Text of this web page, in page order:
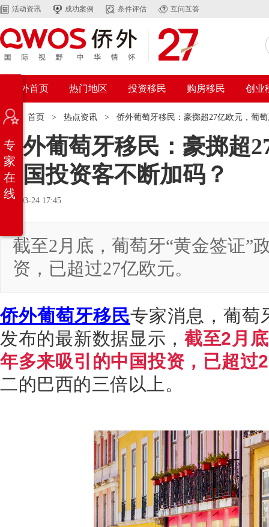
活动资讯 成功案例 条件评估 互问互答
侨外首页 热门地区 投资移民 购房移民 创业
位置： 首页 > 热点资讯 > 侨外葡萄牙移民：豪掷超27亿欧元，葡
侨外葡萄牙移民：豪掷超
中国投资客不断加码？
2021-03-24 17:45
截至2月底，葡萄牙“黄金签证”
资，已超过27亿欧元。
侨外葡萄牙移民专家消息，葡萄
发布的最新数据显示，截至2 月
年多来吸引的中国投资，已超过
二的巴西的三倍以上。
专
家
在
线